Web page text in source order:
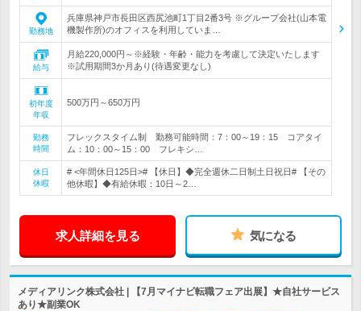
勤務地
兵庫県神戸市長田区西尻池町1丁目2番3号 ※グループ会社(山本電
機製作所)のオフィスを利用していま…
給与
月給220,000円～※経験・年齢・能力を考慮して決定いたします
※試用期間3か月あり(待遇変更なし)
初年度
年収
500万円～650万円
勤務
時間
フレックスタイム制 勤務可能時間：7：00～19：15 コアタイ
ム：10：00～15：00 フレキシ…
休日
休暇
# <年間休日125日># 【休日】◆完全週休二日制土日祝日# 【その
他休暇】◆有給休暇：10日～2…
求人詳細を見る 気になる
メディアリンク株式会社 | 【7月マイナビ転職フェア出展】★自社サービス
あり★副業OK